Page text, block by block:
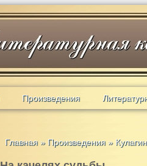
Произведения
Главная » Произведения »